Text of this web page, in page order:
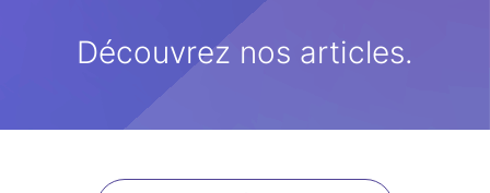
Découvrez nos articles.